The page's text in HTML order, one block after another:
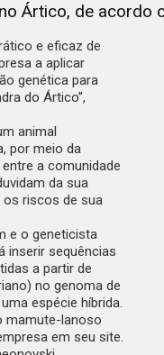
Ártico, de
e eficaz de
a aplicar
genética para
do Ártico”,
animal
por meio da
a comunidade
da sua
os riscos de sua
e o geneticista
inserir sequências
a partir de
no genoma de
espécie híbrida.
mamute-lanoso
em seu site.